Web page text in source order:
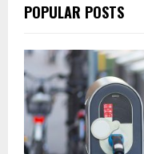
POPULAR POSTS